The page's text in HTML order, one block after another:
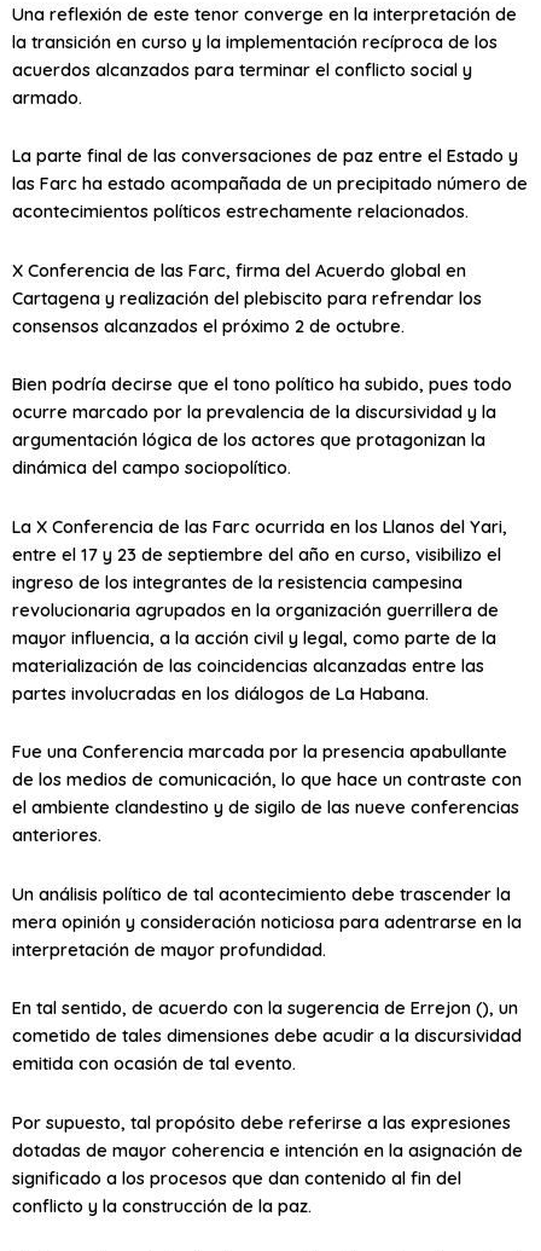
Una reflexión de este tenor converge en la interpretación de
la transición en curso y la implementación recíproca de los
acuerdos alcanzados para terminar el conflicto social y
armado.
La parte final de las conversaciones de paz entre el Estado y
las Farc ha estado acompañada de un precipitado número de
acontecimientos políticos estrechamente relacionados.
X Conferencia de las Farc, firma del Acuerdo global en
Cartagena y realización del plebiscito para refrendar los
consensos alcanzados el próximo 2 de octubre.
Bien podría decirse que el tono político ha subido, pues todo
ocurre marcado por la prevalencia de la discursividad y la
argumentación lógica de los actores que protagonizan la
dinámica del campo sociopolítico.
La X Conferencia de las Farc ocurrida en los Llanos del Yari,
entre el 17 y 23 de septiembre del año en curso, visibilizo el
ingreso de los integrantes de la resistencia campesina
revolucionaria agrupados en la organización guerrillera de
mayor influencia, a la acción civil y legal, como parte de la
materialización de las coincidencias alcanzadas entre las
partes involucradas en los diálogos de La Habana.
Fue una Conferencia marcada por la presencia apabullante
de los medios de comunicación, lo que hace un contraste con
el ambiente clandestino y de sigilo de las nueve conferencias
anteriores.
Un análisis político de tal acontecimiento debe trascender la
mera opinión y consideración noticiosa para adentrarse en la
interpretación de mayor profundidad.
En tal sentido, de acuerdo con la sugerencia de Errejon (), un
cometido de tales dimensiones debe acudir a la discursividad
emitida con ocasión de tal evento.
Por supuesto, tal propósito debe referirse a las expresiones
dotadas de mayor coherencia e intención en la asignación de
significado a los procesos que dan contenido al fin del
conflicto y la construcción de la paz.